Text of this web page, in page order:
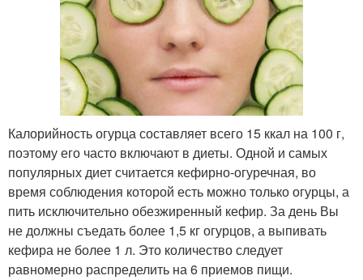
Калорийность огурца составляет всего 15 ккал на 100 г,
поэтому его часто включают в диеты. Одной и самых
популярных диет считается кефирно-огуречная, во
время соблюдения которой есть можно только огурцы, а
пить исключительно обезжиренный кефир. За день Вы
не должны съедать более 1,5 кг огурцов, а выпивать
кефира не более 1 л. Это количество следует
равномерно распределить на 6 приемов пищи.